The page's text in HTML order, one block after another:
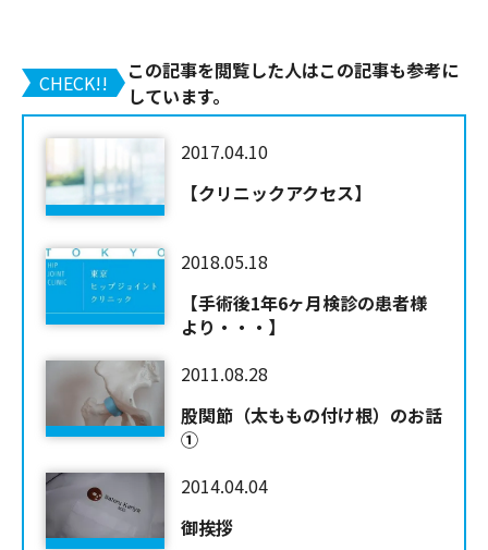
CHECK!!
この記事を閲覧した人はこの記事も参考に
しています。
2017.04.10
【クリニックアクセス】
2018.05.18
【手術後1年6ヶ月検診の患者様
より・・・】
2011.08.28
股関節（太ももの付け根）のお話
①
2014.04.04
御挨拶